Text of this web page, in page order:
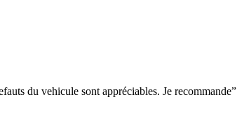
du vehicule sont appréciables. Je recommande”